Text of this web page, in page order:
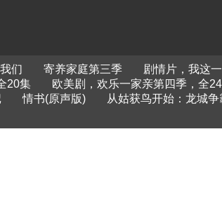
们 寄养家庭第三季 剧情片，我这
20集 欧美剧，欢乐一家亲第四季，全
情书(原声版) 从姑获鸟开始：龙城争